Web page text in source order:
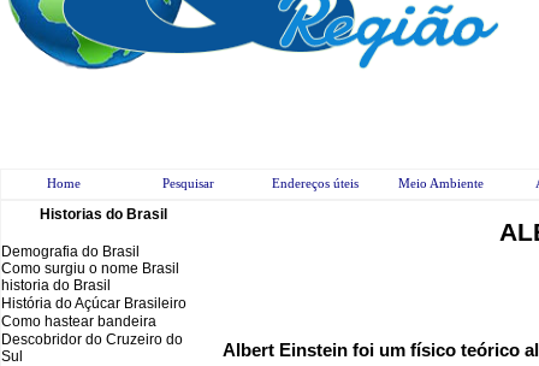
Home Pesquisar Endereços úteis Meio Ambiente
Historias do Brasil
Demografia do Brasil
Como surgiu o nome Brasil
historia do Brasil
História do Açúcar Brasileiro
Como hastear bandeira
Descobridor do Cruzeiro do
Sul
Albert Einstein foi um físico teórico